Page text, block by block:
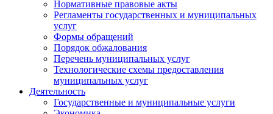
Нормативные правовые акты
Регламенты государственных и муниципальных
услуг
Формы обращений
Порядок обжалования
Перечень муниципальных услуг
Технологические схемы предоставления
муниципальных услуг
Деятельность
Государственные и муниципальные услуги